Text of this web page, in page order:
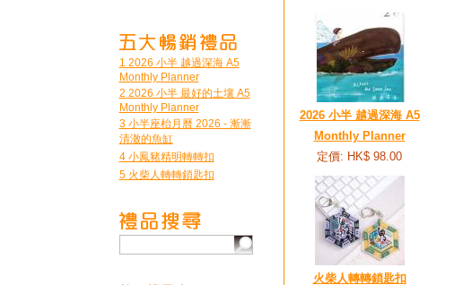
1 2026 小半 越過深海 A5
Monthly Planner
2 2026 小半 最好的土壤 A5
Monthly Planner
3 小半座枱月曆 2026 - 漸漸
清澈的魚缸
4 小鳳豬精明轉轉扣
5 火柴人轉轉鎖匙扣
2026 小半 越過深海 A5
Monthly Planner
定價: HK$ 98.00
火柴人轉轉鎖匙扣